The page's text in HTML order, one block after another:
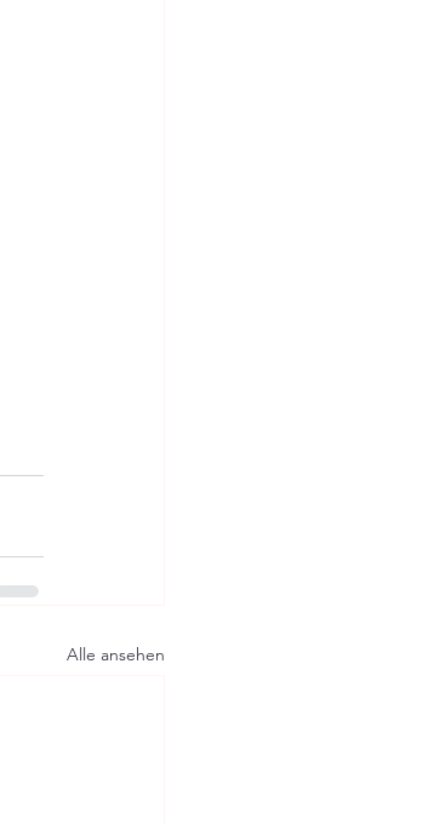
Alle ansehen